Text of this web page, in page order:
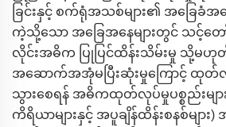
ခြင်းနှင့် စက်ရုံအသစ်များ၏ အခြ
ကဲ့သို့သော အခြေအနေများတွင် သင့်တေ
လိုင်းအဓိက ပြုပြင်ထိန်းသိမ်းမှု သို့မဟု
အဆောက်အအုံမပြီးဆုံးမှုကြောင့် ထုတ်လု
သွားစေရန် အဓိကထုတ်လုပ်မှုပစ္စည်းမျာ
ကိရိယာများနှင့် အပူချိန်ထိန်းစနစ်မ